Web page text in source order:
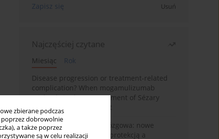
zbierane podczas
poprzez dobrowolnie
a także poprzez
są w celu realizacji
Zapisz się Usuń
Najczęściej czytane
Miesiąc
Rok
Disease progression or treatment-related
complication? When mogamulizumab
misleads in the management of Sézary
syndrome: A case report
BPC-157 i oś jelitowo-mózgowa: nowe
powiązania między cytoprotekcją a